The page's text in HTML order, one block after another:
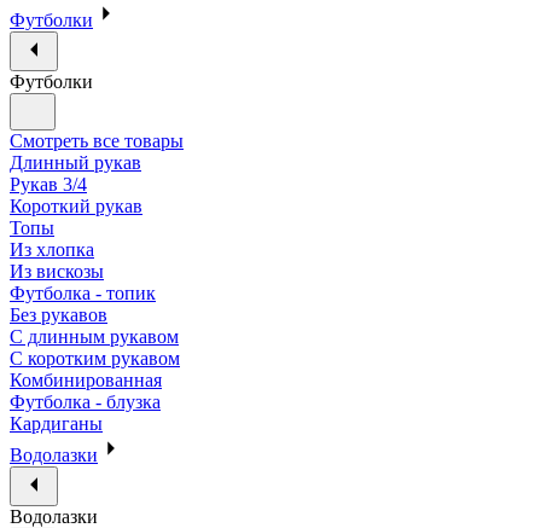
Футболки
Футболки
Смотреть все товары
Длинный рукав
Рукав 3/4
Короткий рукав
Топы
Из хлопка
Из вискозы
Футболка - топик
Без рукавов
С длинным рукавом
С коротким рукавом
Комбинированная
Футболка - блузка
Кардиганы
Водолазки
Водолазки